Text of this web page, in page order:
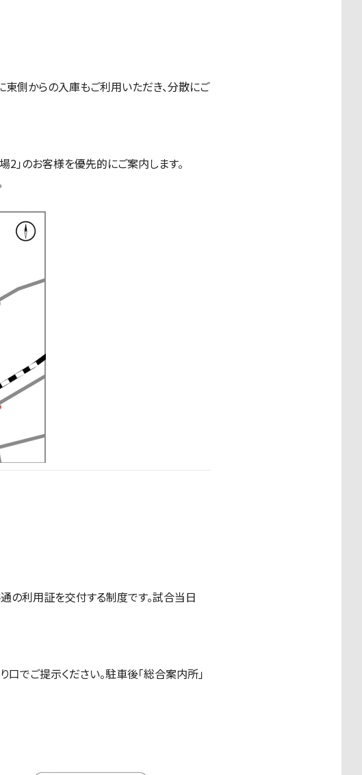
側からの入庫もご利用いただき、分散にご
2」のお客様を優先的にご案内します。
の利用証を交付する制度です。試合当日
でご提示ください。駐車後「総合案内所」